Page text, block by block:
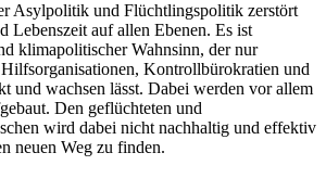
Asylpolitik und Flüchtlingspolitik zerstört
Lebenszeit auf allen Ebenen. Es ist
klimapolitischer Wahnsinn, der nur
Kontrollbürokratien und
und wachsen lässt. Dabei werden vor allem
Den geflüchteten und
wird dabei nicht nachhaltig und effektiv
neuen Weg zu finden.